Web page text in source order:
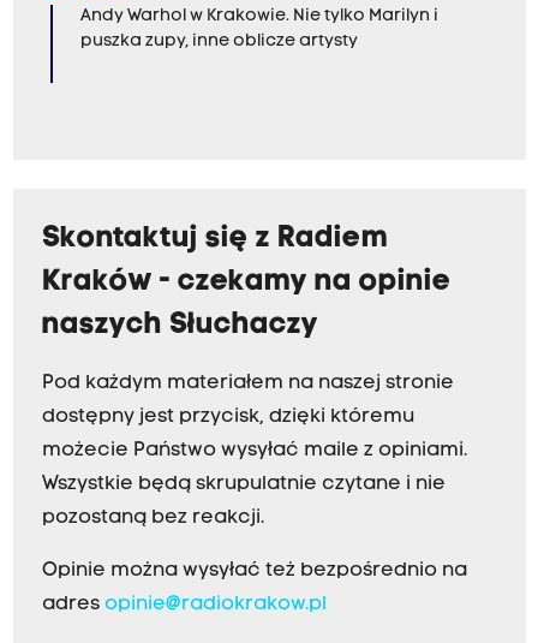
Andy Warhol w Krakowie. Nie tylko Marilyn i
puszka zupy, inne oblicze artysty
Skontaktuj się z Radiem
Kraków - czekamy na opinie
naszych Słuchaczy
Pod każdym materiałem na naszej stronie
dostępny jest przycisk, dzięki któremu
możecie Państwo wysyłać maile z opiniami.
Wszystkie będą skrupulatnie czytane i nie
pozostaną bez reakcji.
Opinie można wysyłać też bezpośrednio na
adres opinie@radiokrakow.pl